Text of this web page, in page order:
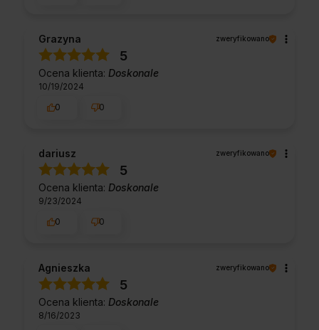
Grazyna zweryfikowano
5
Ocena klienta: Doskonale
10/19/2024
0
0
dariusz zweryfikowano
5
Ocena klienta: Doskonale
9/23/2024
0
0
Agnieszka zweryfikowano
5
Ocena klienta: Doskonale
8/16/2023